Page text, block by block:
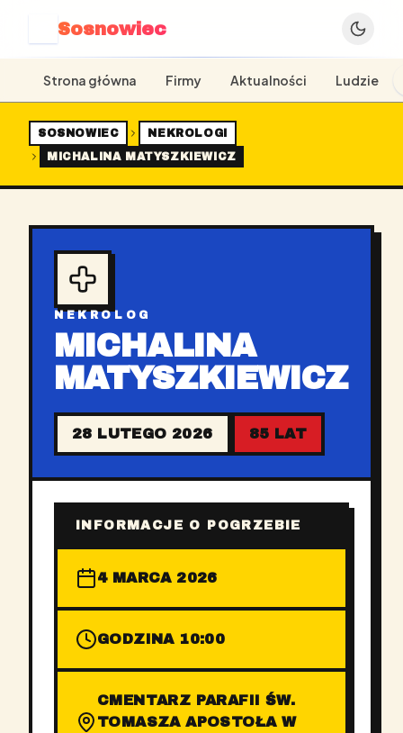
Sosnowiec
Strona główna Firmy Aktualności Ludzie
SOSNOWIEC
NEKROLOGI
MICHALINA MATYSZKIEWICZ
NEKROLOG
MICHALINA
MATYSZKIEWICZ
28 LUTEGO 2026 85 LAT
INFORMACJE O POGRZEBIE
4 MARCA 2026
GODZINA 10:00
CMENTARZ PARAFII ŚW.
TOMASZA APOSTOŁA W